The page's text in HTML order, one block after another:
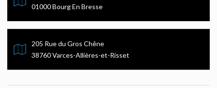
01000 Bourg En Bresse
205 Rue du Gros Chêne
38760 Varces-Allières-et-Risset